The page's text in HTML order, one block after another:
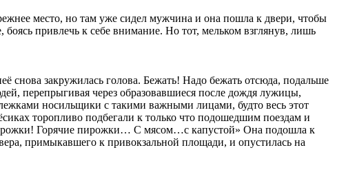
место, но там уже сидел мужчина и она пошла к двери, чтобы
привлечь к себе внимание. Но тот, мельком взглянув, лишь
снова закружилась голова. Бежать! Надо бежать отсюда, подальше
перепрыгивая через образовавшиеся после дождя лужицы,
носильщики с такими важными лицами, будто весь этот
торопливо подбегали к только что подошедшим поездам и
Горячие пирожки… С мясом…с капустой» Она подошла к
примыкавшего к привокзальной площади, и опустилась на